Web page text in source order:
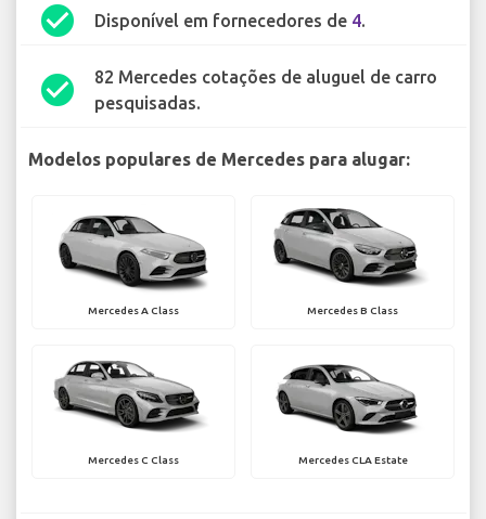
check_circle Disponível em fornecedores de 4.
check_circle
82 Mercedes cotações de aluguel de carro
pesquisadas.
Modelos populares de Mercedes para alugar:
Mercedes A Class Mercedes B Class
Mercedes C Class Mercedes CLA Estate